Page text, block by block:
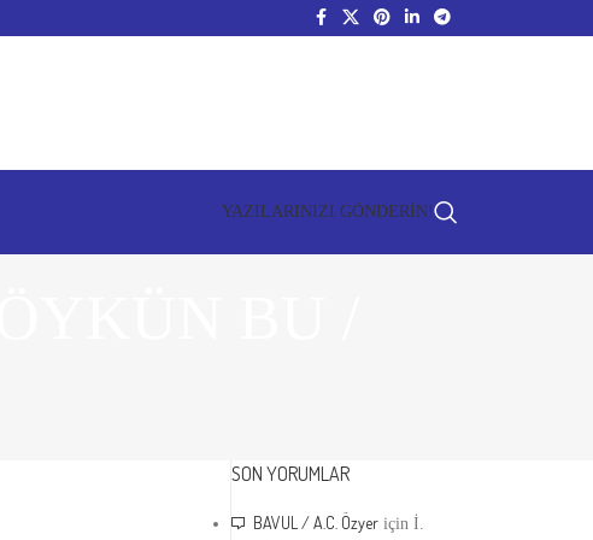
YAZILARINIZI GÖNDERİN!
BU /
SON YORUMLAR
BAVUL / A.C. Özyer içinİ.